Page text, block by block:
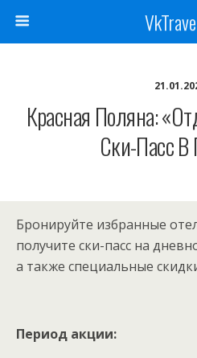
Красная Поляна:
Ски-Пасс В
Бронируйте избранные
получите ски-пасс на
а также специальные
Период акции: